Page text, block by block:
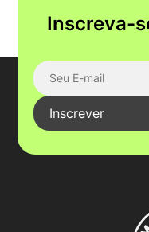
Inscreva-
Inscrever